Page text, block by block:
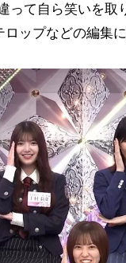
って自ら笑いを
ップなどの編集